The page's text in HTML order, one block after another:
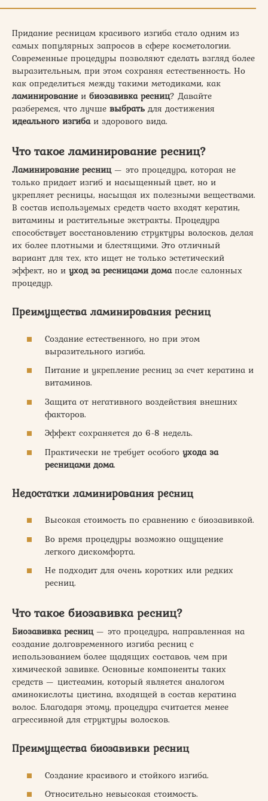
Придание ресницам красивого изгиба стало одним из
самых популярных запросов в сфере косметологии.
Современные процедуры позволяют сделать взгляд более
выразительным, при этом сохраняя естественность. Но
как определиться между такими методиками, как
ламинирование и биозавивка ресниц? Давайте
разберемся, что лучше выбрать для достижения
идеального изгибаи здорового вида.
Что такое ламинирование ресниц?
Ламинирование ресниц— это процедура, которая не
только придает изгиб и насыщенный цвет, но и
укрепляет ресницы, насыщая их полезными веществами.
В состав используемых средств часто входят кератин,
витамины и растительные экстракты. Процедура
способствует восстановлению структуры волосков, делая
их более плотными и блестящими. Это отличный
вариант для тех, кто ищет не только эстетический
эффект, но и уход за ресницами домапосле салонных
процедур.
Преимущества ламинирования ресниц
Создание естественного, но при этом
выразительного изгиба.
Питание и укрепление ресниц за счет кератина и
витаминов.
Защита от негативного воздействия внешних
факторов.
Эффект сохраняется до 6-8 недель.
Практически не требует особого ухода за
ресницами дома.
Недостатки ламинирования ресниц
Высокая стоимость по сравнению с биозавивкой.
Во время процедуры возможно ощущение
легкого дискомфорта.
Не подходит для очень коротких или редких
ресниц.
Что такое биозавивка ресниц?
Биозавивка ресниц— это процедура, направленная на
создание долговременного изгиба ресниц с
использованием более щадящих составов, чем при
химической завивке. Основные компоненты таких
средств — цистеамин, который является аналогом
аминокислоты цистина, входящей в состав кератина
волос. Благодаря этому, процедура считается менее
агрессивной для структуры волосков.
Преимущества биозавивки ресниц
Создание красивого и стойкого изгиба.
Относительно невысокая стоимость.